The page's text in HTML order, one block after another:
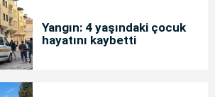
Yangın: 4 yaşındaki çocuk
hayatını kaybetti